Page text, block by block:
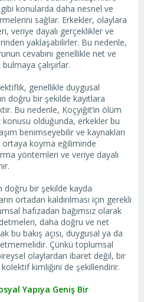
konularda daha nesnel ve
sağlar. Erkekler, olaylara
veriye dayalı gerçeklikler ve
yaklaşabilirler. Bu nedenle,
cevabını genellikle net ve
çalışırlar.
genellikle duygusal
doğru bir şekilde kayıtlara
Bu nedenle, Koçyiğit’in ölüm
olduğunda, erkekler bu
benimseyebilir ve kaynakları
ortaya koyma eğiliminde
yöntemleri ve veriye dayalı
doğru bir şekilde kayda
ortadan kaldırılması için gerekli
hafızadan bağımsız olarak
daha doğru ve net
bu bakış açısı, duygusal ya da
Çünkü toplumsal
olaylardan ibaret değil, bir
kolektif kimliğini de şekillendirir.
Yapıya Geniş Bir